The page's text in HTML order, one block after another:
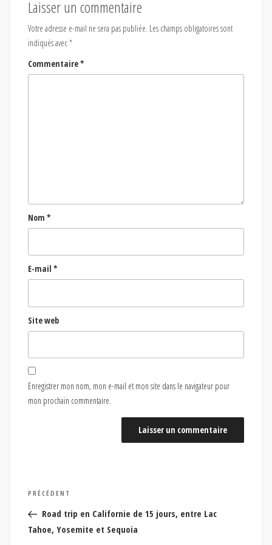
Laisser un commentaire
Votre adresse e-mail ne sera pas publiée. Les champs obligatoires sont
indiqués avec*
Commentaire*
Nom *
E-mail *
Site web
Enregistrer mon nom, mon e-mail et mon site dans le navigateur pour
mon prochain commentaire.
Navigation
de
l’article
Article
précédent
PRÉCÉDENT
Road trip en Californie de 15 jours, entre Lac
Tahoe, Yosemite et Sequoia